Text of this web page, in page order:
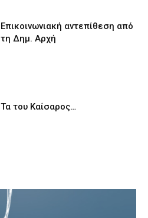
Επικοινωνιακή αντεπίθεση από
τη Δημ. Αρχή
Τα του Καίσαρος…